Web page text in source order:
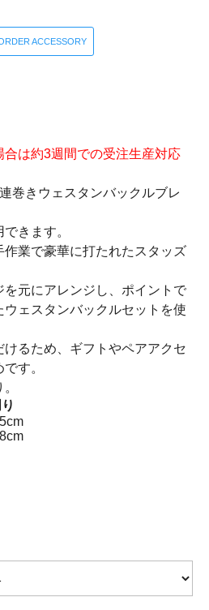
ACCESSORY
合は約3週間での受注生産対応
巻きウェスタンバックルブレ
きます。
作業で豪華に打たれたスタッズ
元にアレンジし、ポイントで
ェスタンバックルセットを使
るため、ギフトやペアアクセ
す。